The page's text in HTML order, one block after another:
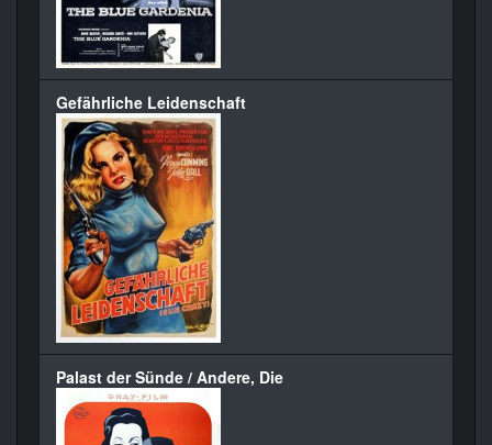
Gefährliche Leidenschaft
Palast der Sünde / Andere, Die